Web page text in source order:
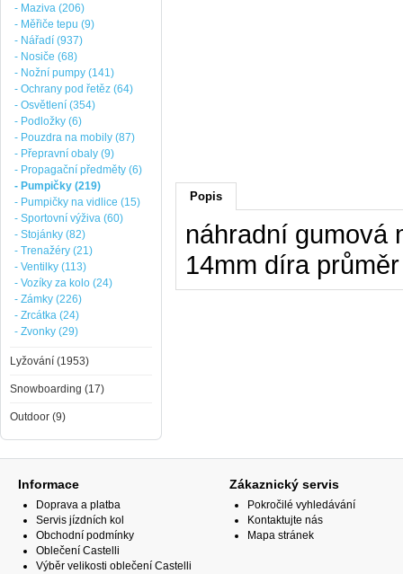
Popis
náhradní gumová
14mm díra
- Maziva (206)
- Měřiče tepu (9)
- Nářadí (937)
- Nosiče (68)
- Nožní pumpy (141)
- Ochrany pod řetěz (64)
- Osvětlení (354)
- Podložky (6)
- Pouzdra na mobily (87)
- Přepravní obaly (9)
- Propagační předměty (6)
- Pumpičky (219)
- Pumpičky na vidlice (15)
- Sportovní výživa (60)
- Stojánky (82)
- Trenažéry (21)
- Ventilky (113)
- Vozíky za kolo (24)
- Zámky (226)
- Zrcátka (24)
- Zvonky (29)
Lyžování (1953)
Snowboarding (17)
Outdoor (9)
Informace
Doprava a platba
Servis jízdních kol
Obchodní podmínky
Oblečení Castelli
Výběr velikosti oblečení Castelli
Zákaznický servis
Pokročilé vyhledávání
Kontaktujte nás
Mapa stránek